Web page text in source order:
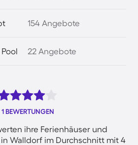
154 Angebote
22 Angebote
1 BEWERTUNGEN
ihre Ferienhäuser und
Walldorf im Durchschnitt mit 4